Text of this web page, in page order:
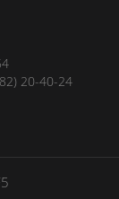
20-40-24